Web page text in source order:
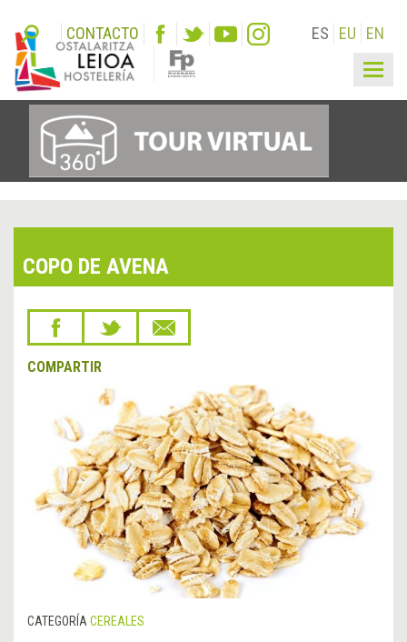
CONTACTO ES EU EN
COPO DE AVENA
COMPARTIR
CATEGORÍACEREALES